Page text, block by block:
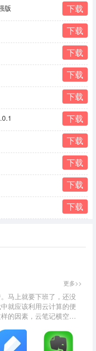
版 下载
下载
下载
下载
下载
下载
下载
下载
下载
下载
更多>>
马上就要下班了，还没
就应该利用云计算的便
的因素，云笔记横空出
何事情。小编整理了一